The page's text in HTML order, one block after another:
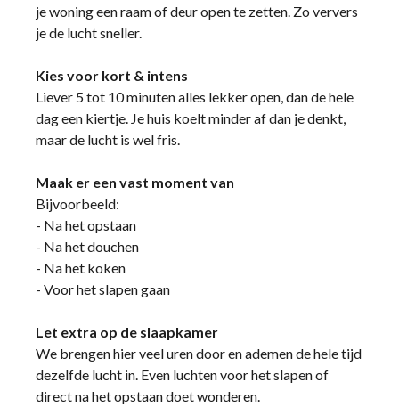
je woning een raam of deur open te zetten. Zo ververs
je de lucht sneller.
Kies voor kort & intens
Liever 5 tot 10 minuten alles lekker open, dan de hele
dag een kiertje. Je huis koelt minder af dan je denkt,
maar de lucht is wel fris.
Maak er een vast moment van
Bijvoorbeeld:
- Na het opstaan
- Na het douchen
- Na het koken
- Voor het slapen gaan
Let extra op de slaapkamer
We brengen hier veel uren door en ademen de hele tijd
dezelfde lucht in. Even luchten voor het slapen of
direct na het opstaan doet wonderen.